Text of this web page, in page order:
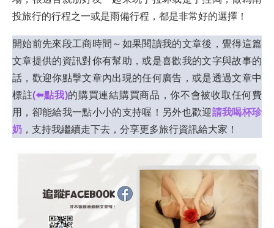
投旅行的行程之一或是雨備行程，都是非常好的選擇！
開始前先來段工商時間～如果閱讀我的文章後，覺得這篇
文章提供的資訊對你有幫助，或是喜歡我的文字與故事的
話，歡迎你點擊文章內出現的任何廣告，或是透過文章中
標註(⬅️點我)的購買連結購買商品，你不會被收取任何費
用，卻能給我一點小小的支持喔！另外也歡迎請我喝杯珍
奶 ，支持我繼續走下去，分享更多旅行資訊給大家！